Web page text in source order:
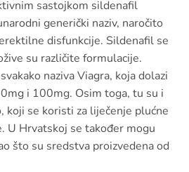
sastojkom sildenafil
generički naziv, naročito
disfunkcije. Sildenafil se
su različite formulacije.
naziva Viagra, koja dolazi
i 100mg. Osim toga, tu su i
koji se koristi za liječenje plućne
U Hrvatskoj se također mogu
što su sredstva proizvedena od